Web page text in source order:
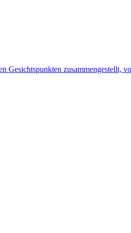
Gesichtspunkten zusammengestellt,